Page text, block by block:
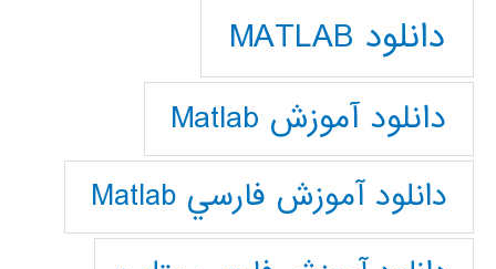
دانلود MATLAB
دانلود آموزش Matlab
دانلود آموزش فارسي Matlab